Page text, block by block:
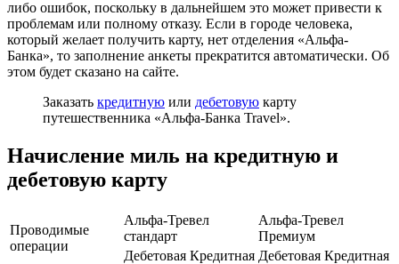
либо ошибок, поскольку в дальнейшем это может привести к
проблемам или полному отказу. Если в городе человека,
который желает получить карту, нет отделения «Альфа-
Банка», то заполнение анкеты прекратится автоматически. Об
этом будет сказано на сайте.
Заказать кредитную или дебетовую карту
путешественника «Альфа-Банка Travel».
Начисление миль на кредитную и
дебетовую карту
Проводимые
операции
Альфа-Тревел
стандарт
Альфа-Тревел
Премиум
Дебетовая Кредитная Дебетовая Кредитная